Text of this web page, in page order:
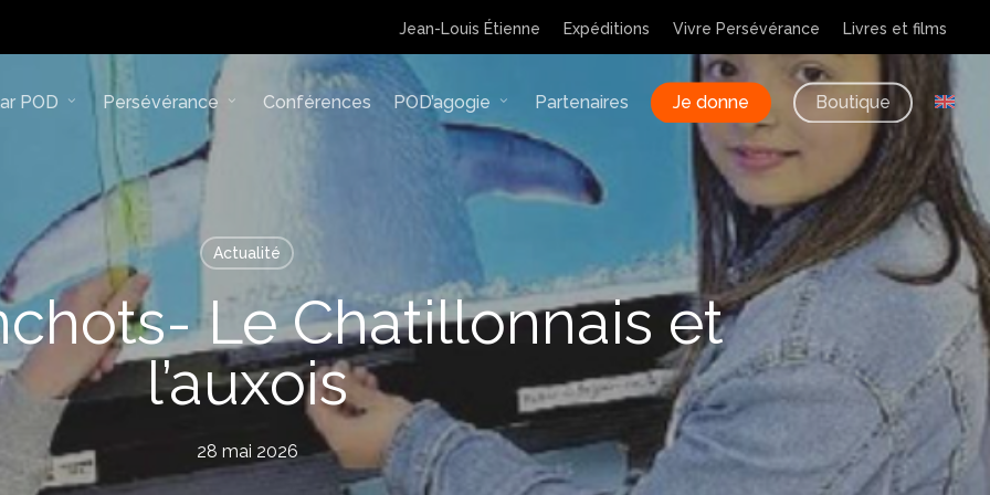
Jean-Louis Étienne Expéditions Vivre Persévérance Livres et films
POD Persévérance Conférences POD’agogie Partenaires Je donne Boutique
Actualité
Le Chatillonnais et
l’auxois
28 mai 2026